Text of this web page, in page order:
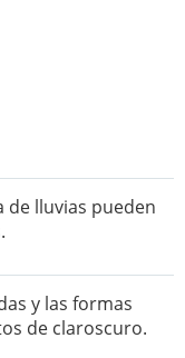
de lluvias pueden
y las formas
de claroscuro.